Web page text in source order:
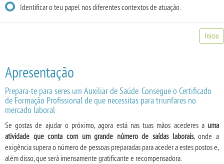
Identificar o teu papel nos diferentes contextos de atuação.
Inicio
Apresentação
Prepara-te para seres um Auxiliar de Saúde. Consegue o Certificado
de Formação Profissional de que necessitas para triunfares no
mercado laboral
Se gostas de ajudar o próximo, agora está nas tuas mãos acederes a uma
atividade que conta com um grande número de saídas laborais, onde a
exigência supera o número de pessoas preparadas para aceder a estes postos e,
além disso, que será imensamente gratificante e recompensadora.